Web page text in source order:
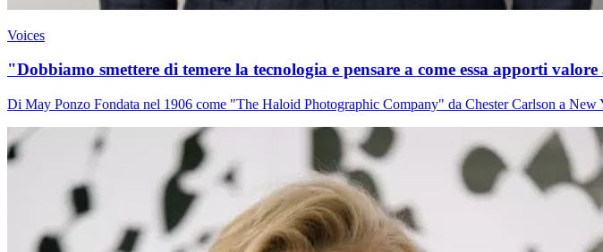
Voices
"Dobbiamo smettere di temere la tecnologia e pensare a come essa apporti
Di May Ponzo Fondata nel 1906 come "The Haloid Photographic Company" da Chester Carlson a